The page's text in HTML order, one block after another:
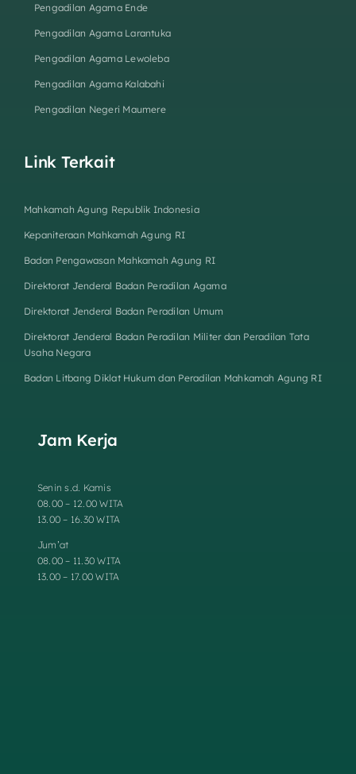
Pengadilan Agama Ende
Pengadilan Agama Larantuka
Pengadilan Agama Lewoleba
Pengadilan Agama Kalabahi
Pengadilan Negeri Maumere
Link Terkait
Mahkamah Agung Republik Indonesia
Kepaniteraan Mahkamah Agung RI
Badan Pengawasan Mahkamah Agung RI
Direktorat Jenderal Badan Peradilan Agama
Direktorat Jenderal Badan Peradilan Umum
Direktorat Jenderal Badan Peradilan Militer dan Peradilan Tata
Usaha Negara
Badan Litbang Diklat Hukum dan Peradilan Mahkamah Agung RI
Jam Kerja
Senin s.d. Kamis
08.00 – 12.00 WITA
13.00 – 16.30 WITA
Jum’at
08.00 – 11.30 WITA
13.00 – 17.00 WITA